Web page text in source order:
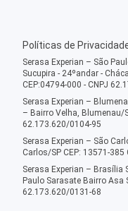
Políticas de
Serasa Experian – São
Sucupira - 24ºandar -
CEP:04794-000 - CNPJ
Serasa Experian –
– Bairro Velha, Blumenau/
62.173.620/0104-95
Serasa Experian – São
Carlos/SP CEP: 13571-
Serasa Experian – Brasília
Paulo Sarasate Bairro Asa
62.173.620/0131-68